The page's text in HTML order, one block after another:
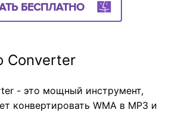
БЕСПЛАТНО
Converter
- это мощный инструмент,
конвертировать WMA в MP3 и